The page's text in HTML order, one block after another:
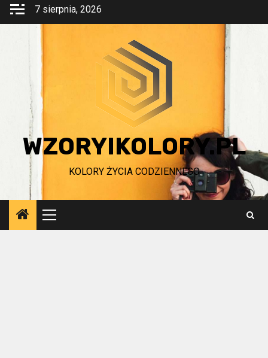
Przejdź
7 sierpnia, 2026
WZORYIKOLORY.PL
KOLORY ŻYCIA CODZIENNEGO
Menu
główne